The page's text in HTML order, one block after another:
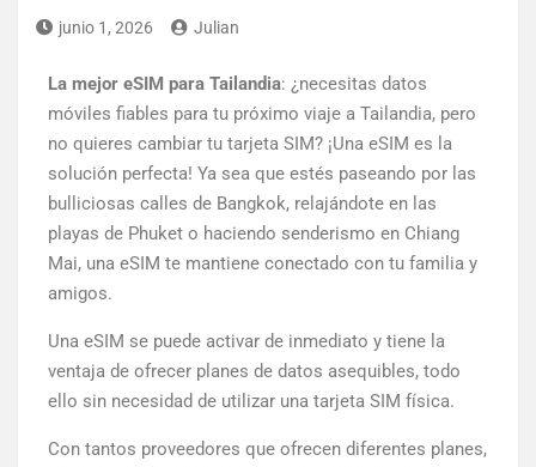
junio 1, 2026 Julian
La mejor eSIM para Tailandia: ¿necesitas datos
móviles fiables para tu próximo viaje a Tailandia, pero
no quieres cambiar tu tarjeta SIM? ¡Una eSIM es la
solución perfecta! Ya sea que estés paseando por las
bulliciosas calles de Bangkok, relajándote en las
playas de Phuket o haciendo senderismo en Chiang
Mai, una eSIM te mantiene conectado con tu familia y
amigos.
Una eSIM se puede activar de inmediato y tiene la
ventaja de ofrecer planes de datos asequibles, todo
ello sin necesidad de utilizar una tarjeta SIM física.
Con tantos proveedores que ofrecen diferentes planes,